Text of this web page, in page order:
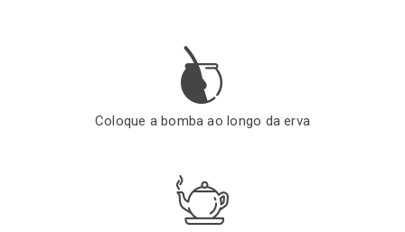
Coloque a bomba ao longo da erva